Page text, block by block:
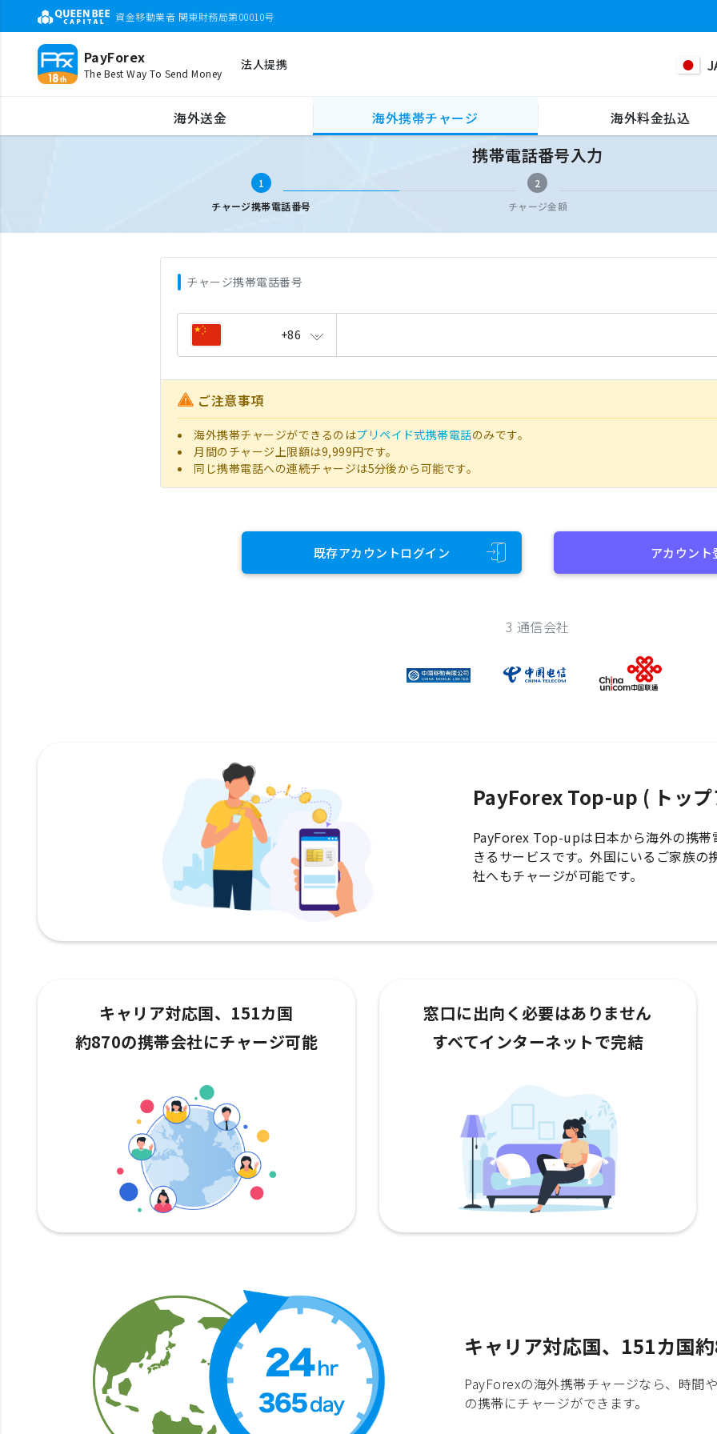
資金移動業者 関東財務局第00010号
PayForex
The Best Way To Send Money
法人提携
海外送金 海外携帯チャージ 海外料金払込
携帯電話番号入力
携帯電話番号入力
1
チャージ携帯電話番号
2
チャージ金額
チャージ携帯電話番号
+86
ご注意事項
海外携帯チャージができるのはプリペイド式携帯電話のみです。
月間のチャージ上限額は9,999円です。
同じ携帯電話への連続チャージは5分後から可能です。
既存アカウントログイン アカウント
3 通信会社
PayForex Top-up ( トッ
PayForex Top-upは日本から海外の携
きるサービスです。外国にいるご家族
社へもチャージが可能です。
キャリア対応国、151カ国
約870の携帯会社にチャージ可能
窓口に出向く必要はありません
すべてインターネットで完結
キャリア対応国、151カ国
PayForexの海外携帯チャージなら、時間
の携帯にチャージができます。